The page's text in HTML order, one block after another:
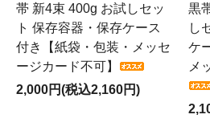
帯 新4束 400g お試しセッ
ト 保存容器・保存ケース
付き【紙袋・包装・メッセ
ージカード不可】
2,000円(税込2,160円)
黒
し
ケ
メ